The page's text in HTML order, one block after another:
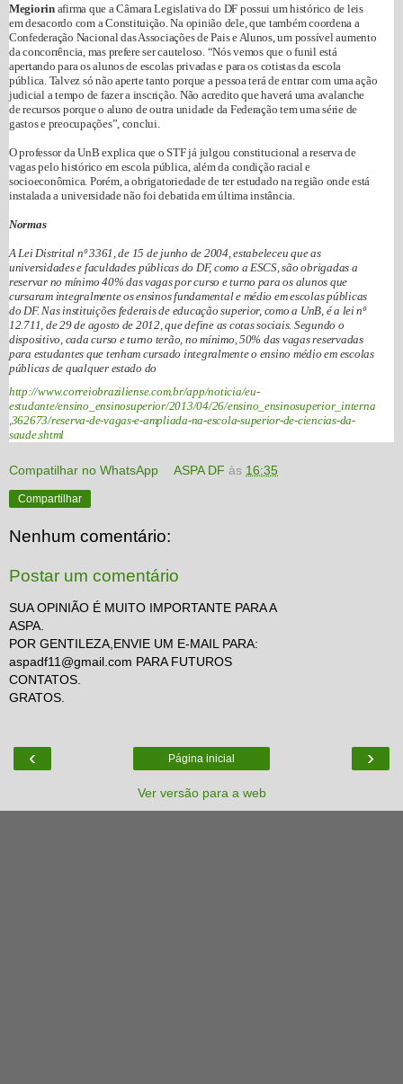
Megiorinafirma que a Câmara Legislativa do DF possui um histórico de leis
em desacordo com a Constituição. Na opinião dele, que também coordena a
Confederação Nacional das Associações de Pais e Alunos, um possível aumento
da concorrência, mas prefere ser cauteloso. “Nós vemos que o funil está
apertando para os alunos de escolas privadas e para os cotistas da escola
pública. Talvez só não aperte tanto porque a pessoa terá de entrar com uma ação
judicial a tempo de fazer a inscrição. Não acredito que haverá uma avalanche
de recursos porque o aluno de outra unidade da Federação tem uma série de
gastos e preocupações”, conclui.
O professor da UnB explica que o STF já julgou constitucional a reserva de
vagas pelo histórico em escola pública, além da condição racial e
socioeconômica. Porém, a obrigatoriedade de ter estudado na região onde está
instalada a universidade não foi debatida em última instância.
Normas
A Lei Distrital nº 3361, de 15 de junho de 2004, estabeleceu que as
universidades e faculdades públicas do DF, como a ESCS, são obrigadas a
reservar no mínimo 40% das vagas por curso e turno para os alunos que
cursaram integralmente os ensinos fundamental e médio em escolas públicas
do DF. Nas instituições federais de educação superior, como a UnB, é a lei nº
12.711, de 29 de agosto de 2012, que define as cotas sociais. Segundo o
dispositivo, cada curso e turno terão, no mínimo, 50% das vagas reservadas
para estudantes que tenham cursado integralmente o ensino médio em escolas
públicas de qualquer estado do
http://www.correiobraziliense.com.br/app/noticia/eu-
estudante/ensino_ensinosuperior/2013/04/26/ensino_ensinosuperior_interna
,362673/reserva-de-vagas-e-ampliada-na-escola-superior-de-ciencias-da-
saude.shtml
Compatilhar no WhatsApp ASPA DF às 16:35
Compartilhar
Nenhum comentário:
Postar um comentário
SUA OPINIÃO É MUITO IMPORTANTE PARA A
ASPA.
POR GENTILEZA,ENVIE UM E-MAIL PARA:
aspadf11@gmail.com PARA FUTUROS
CONTATOS.
GRATOS.
‹ ›
Página inicial
Ver versão para a web